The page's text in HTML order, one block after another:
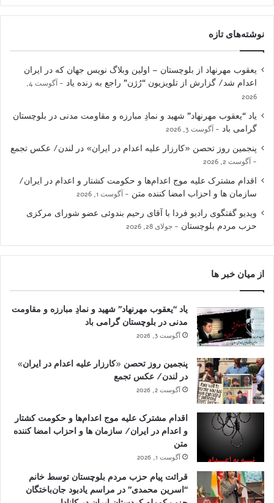
نوشته‌های تازه
یعقوب مهرنهاد از بلوچستان – اولین وبلاگ نویس جهان که در ایران
اعدام شد/ گزارش از تلویزیون “رُژن” راجع به زنده یاد
آگوست 4,
2026
یاد “یعقوب مهرنهاد” شهید و نمادِ مبارزه و مقاومت مدنی در بلوچستان
گرامی باد
آگوست 3, 2026
پنجمین روز تحصن «کارزار علیه اعدام در ایران» در لندن/ عکس تجمع
آگوست 2, 2026
اقدام مشترک علیه موج اعدام‌ها و حکومت کشتار و اعدام در ایران/
سازمان ها و احزاب امضا کننده متن
آگوست 1, 2026
ویدیو گفتگوی رادیو فردا با آقای رحیم بندوئی عضو شورای مرکزی
حزب مردم بلوچستان
جولای 28, 2026
از میان خبر ها
یاد “یعقوب مهرنهاد” شهید و نمادِ مبارزه و مقاومت
مدنی در بلوچستان گرامی باد
آگوست 3, 2026
پنجمین روز تحصن «کارزار علیه اعدام در ایران»
در لندن/ عکس تجمع
آگوست 2, 2026
اقدام مشترک علیه موج اعدام‌ها و حکومت کشتار
و اعدام در ایران/ سازمان ها و احزاب امضا کننده
متن
آگوست 1, 2026
قرائت پیام حزب مردم بلوچستان توسط خانم
“اسرین محمدی” در مراسم یادبود جان‌باختگان